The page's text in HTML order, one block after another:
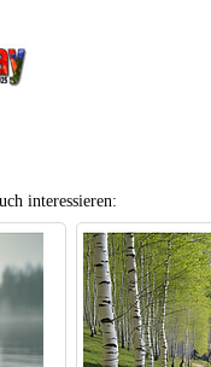
interessieren: